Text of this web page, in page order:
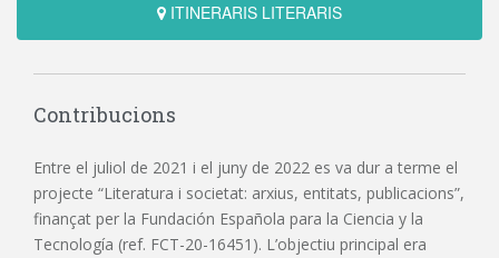
ITINERARIS LITERARIS
Contribucions
Entre el juliol de 2021 i el juny de 2022 es va dur a terme el
projecte “Literatura i societat: arxius, entitats, publicacions”,
finançat per la Fundación Española para la Ciencia y la
Tecnología (ref. FCT-20-16451). L’objectiu principal era